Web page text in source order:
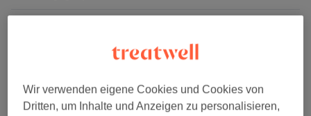
1)
Haarglättung (7 ) ab 190 €
Wir verwenden eigene Cookies und Cookies von
Dritten, um Inhalte und Anzeigen zu personalisieren,